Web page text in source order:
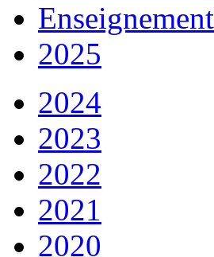
2025
2024
2023
2022
2021
2020